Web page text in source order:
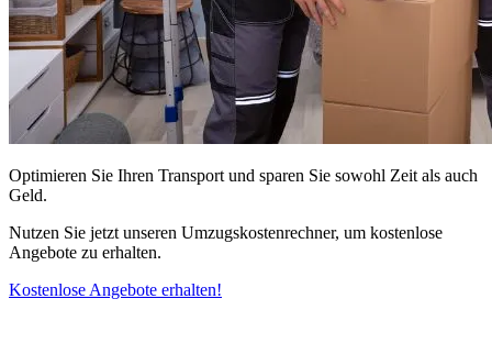
Optimieren Sie Ihren Transport und sparen Sie sowohl Zeit als auch
Geld.
Nutzen Sie jetzt unseren Umzugskostenrechner, um kostenlose
Angebote zu erhalten.
Kostenlose Angebote erhalten!